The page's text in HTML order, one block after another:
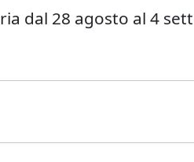
dal 28 agosto al 4